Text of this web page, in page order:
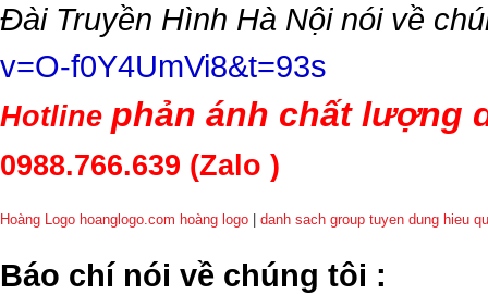
Đài Truyền Hình Hà Nội nói về
v=O-f0Y4UmVi8&t=93s
Hotline phản ánh chất lượng
0988.766.639 (Zalo )
Hoàng Logo hoanglogo.com hoàng logo danh sach group tuyen dung hieu
​Báo chí nói về chúng tôi :